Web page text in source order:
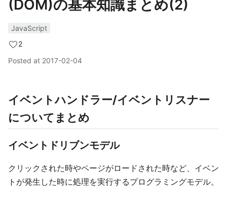
(DOM)の基本知識まとめ(2)
JavaScript
2
Posted at 2017-02-04
イベントハンドラー/イベントリスナー
についてまとめ
イベントドリブンモデル
クリックされた時やページがロードされた時など、イベン
トが発生した時に処理を実行するプログラミングモデル。